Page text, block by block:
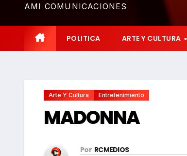
AMI COMUNICACIONES
POLITICA ARTE Y CULTURA
Arte Y Cultura Entretenimiento
MADONNA
Por RCMEDIOS